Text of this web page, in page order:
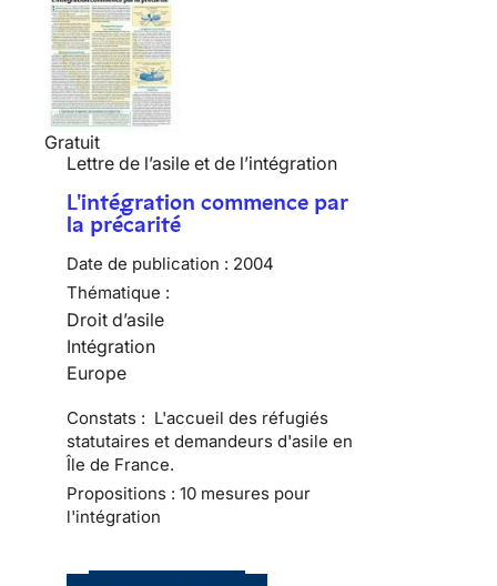
Gratuit
Lettre de l’asile et de l’intégration
L'intégration commence par
la précarité
Date de publication : 2004
Thématique :
Droit d’asile
Intégration
Europe
Constats : L'accueil des réfugiés
statutaires et demandeurs d'asile en
Île de France.
Propositions : 10 mesures pour
l'intégration